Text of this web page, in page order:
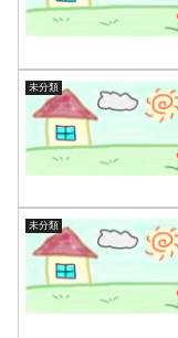
未分類
未分類